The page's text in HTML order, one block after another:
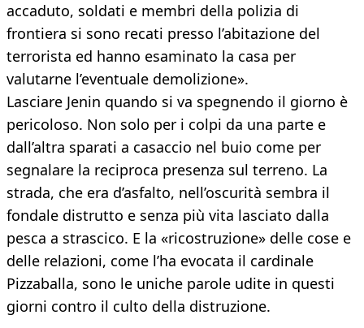
accaduto, soldati e membri della polizia di
frontiera si sono recati presso l’abitazione del
terrorista ed hanno esaminato la casa per
valutarne l’eventuale demolizione».
Lasciare Jenin quando si va spegnendo il giorno è
pericoloso. Non solo per i colpi da una parte e
dall’altra sparati a casaccio nel buio come per
segnalare la reciproca presenza sul terreno. La
strada, che era d’asfalto, nell’oscurità sembra il
fondale distrutto e senza più vita lasciato dalla
pesca a strascico. E la «ricostruzione» delle cose e
delle relazioni, come l’ha evocata il cardinale
Pizzaballa, sono le uniche parole udite in questi
giorni contro il culto della distruzione.